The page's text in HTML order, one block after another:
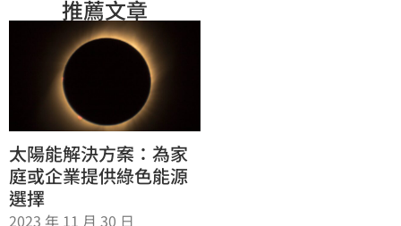
推薦文章
太陽能解決方案：為家
庭或企業提供綠色能源
選擇
2023 年 11 月 30 日